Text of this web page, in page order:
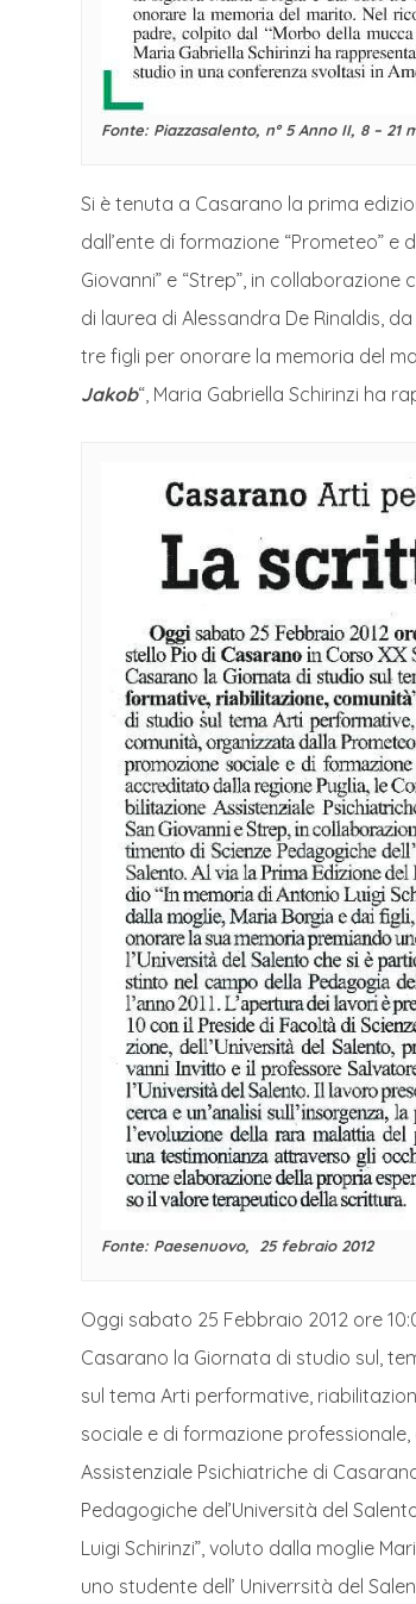
Fonte: Piazzasalento, nº 5 Anno II, 8 – 21
Si è tenuta a Casarano la prima
dall’ente di formazione “Prometeo”
Giovanni” e “Strep”, in
di laurea di Alessandra De Rinaldis,
tre figli per onorare la memoria del
Jakob“, Maria Gabriella Schirinzi ha
Fonte: Paesenuovo, 25 febraio 2012
Oggi sabato 25 Febbraio 2012 ore
Casarano la Giornata di studio sul,
sul tema Arti performative,
sociale e di formazione
Assistenziale Psichiatriche di
Pedagogiche del’Università del
Luigi Schirinzi”, voluto dalla moglie
uno studente dell’ Univerrsità del